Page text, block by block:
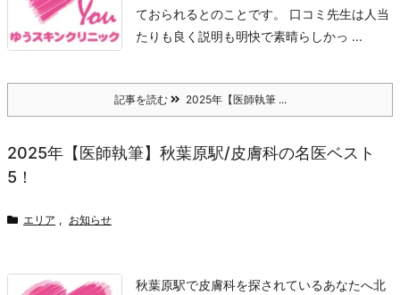
ておられるとのことです。 口コミ 先生は人当
たりも良く説明も明快で素晴らしかっ ...
記事を読む 2025年【医師執筆 ...
2025年【医師執筆】秋葉原駅/皮膚科の名医ベスト
5！
エリア , お知らせ
秋葉原駅で皮膚科を探されているあなたへ北